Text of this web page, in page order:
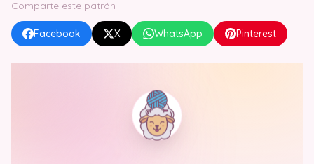
Comparte este patrón
Facebook X WhatsApp Pinterest